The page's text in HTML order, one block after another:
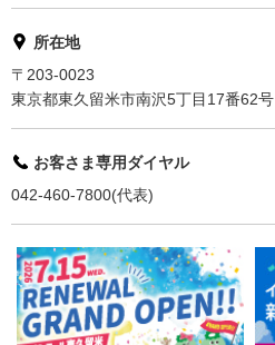
所在地
〒203-0023
東京都東久留米市南沢5丁目17番62号
お客さま専用ダイヤル
042-460-7800(代表)